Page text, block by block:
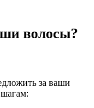
волосы?
за ваши